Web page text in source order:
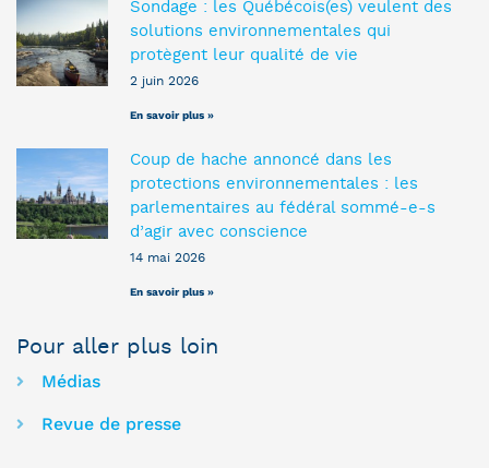
Sondage : les Québécois(es) veulent des
solutions environnementales qui
protègent leur qualité de vie
2 juin 2026
En savoir plus »
Coup de hache annoncé dans les
protections environnementales : les
parlementaires au fédéral sommé-e-s
d’agir avec conscience
14 mai 2026
En savoir plus »
Pour aller plus loin
Médias
Revue de presse